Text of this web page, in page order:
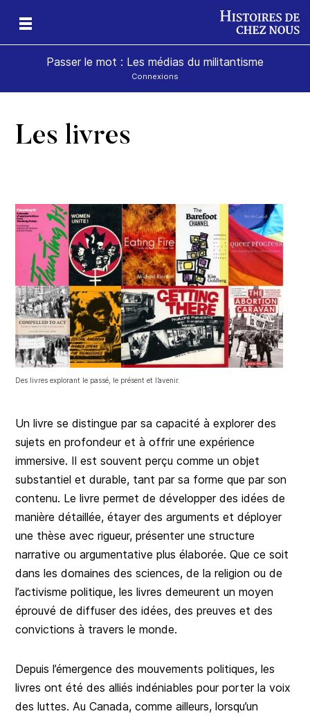
Passer le mot : Les médias du militantisme
Connexions
Les livres
Des livres explorant le passé, le présent et l’avenir.
Un livre se distingue par sa capacité à explorer des
sujets en profondeur et à offrir une expérience
immersive. Il est souvent perçu comme un objet
substantiel et durable, tant par sa forme que par son
contenu. Le livre permet de développer des idées de
manière détaillée, étayer des arguments et déployer
une thèse avec rigueur, présenter une structure
narrative ou argumentative plus élaborée. Que ce soit
dans les domaines des sciences, de la religion ou de
l’activisme politique, les livres demeurent un moyen
éprouvé de diffuser des idées, des preuves et des
convictions à travers le monde.
Depuis l’émergence des mouvements politiques, les
livres ont été des alliés indéniables pour porter la voix
des luttes. Au Canada, comme ailleurs, lorsqu’un